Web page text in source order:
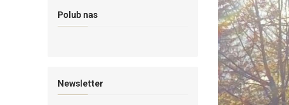
Polub nas
Newsletter